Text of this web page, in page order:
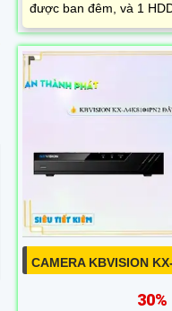
được ban đêm, và 1
CAMERA KBVISION
30%